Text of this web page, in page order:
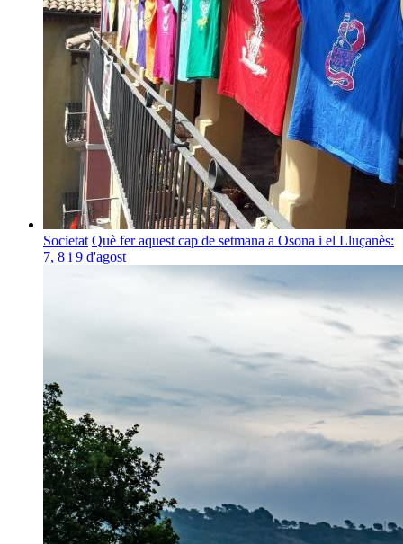
Societat Què fer aquest cap de setmana a Osona i el Lluçanès:
7, 8 i 9 d'agost